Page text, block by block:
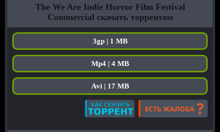
The We Are Indie Horror Film Festival
Commercial скачать торрентом
3gp | 1 MB
Mp4 | 4 MB
Avi | 17 MB